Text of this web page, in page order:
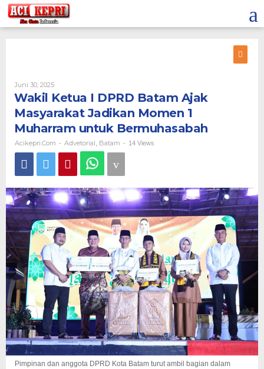
Lewati
ke
konten
Juni 30, 2025Oleh
Acikepri.com
Wakil Ketua I DPRD Batam Ajak
Masyarakat Jadikan Momen 1
Muharram untuk Bermuhasabah
Acikepri.com - Advetorial Batam - 14 Views
Pimpinan dan anggota DPRD Kota Batam turut ambil bagian dalam